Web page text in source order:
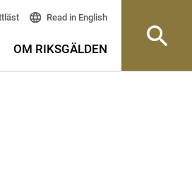
Read in English
OM RIKSGÄLDEN